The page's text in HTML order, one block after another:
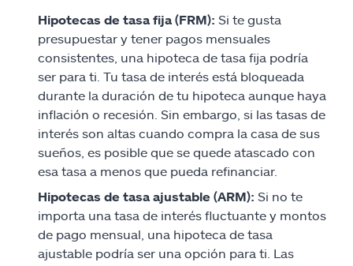
Hipotecas de tasa fija (FRM): Si te gusta
presupuestar y tener pagos mensuales
consistentes, una hipoteca de tasa fija podría
ser para ti. Tu tasa de interés está bloqueada
durante la duración de tu hipoteca aunque haya
inflación o recesión. Sin embargo, si las tasas de
interés son altas cuando compra la casa de sus
sueños, es posible que se quede atascado con
esa tasa a menos que pueda refinanciar.
Hipotecas de tasa ajustable (ARM): Si no te
importa una tasa de interés fluctuante y montos
de pago mensual, una hipoteca de tasa
ajustable podría ser una opción para ti. Las